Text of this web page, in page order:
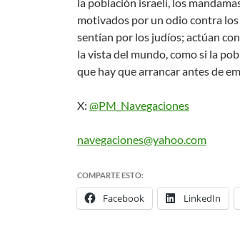
motivados por un odio contra
sentían por los judíos; actúan
la vista del mundo, como si la
que hay que arrancar antes de
X: @PM_Navegaciones
navegaciones@yahoo.com
COMPARTE ESTO:
Facebook LinkedIn